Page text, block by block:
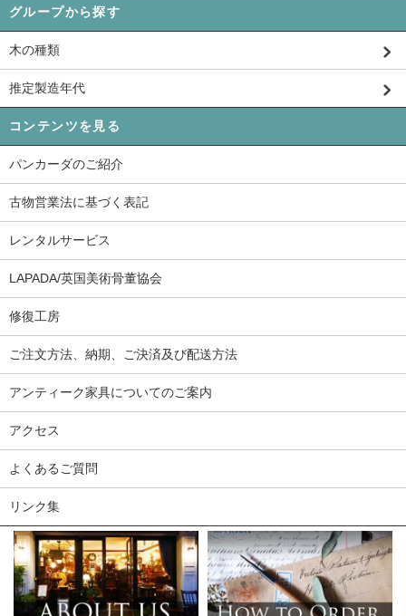
グループから探す
木の種類
推定製造年代
コンテンツを見る
パンカーダのご紹介
古物営業法に基づく表記
レンタルサービス
LAPADA/英国美術骨董協会
修復工房
ご注文方法、納期、ご決済及び配送方法
アンティーク家具についてのご案内
アクセス
よくあるご質問
リンク集